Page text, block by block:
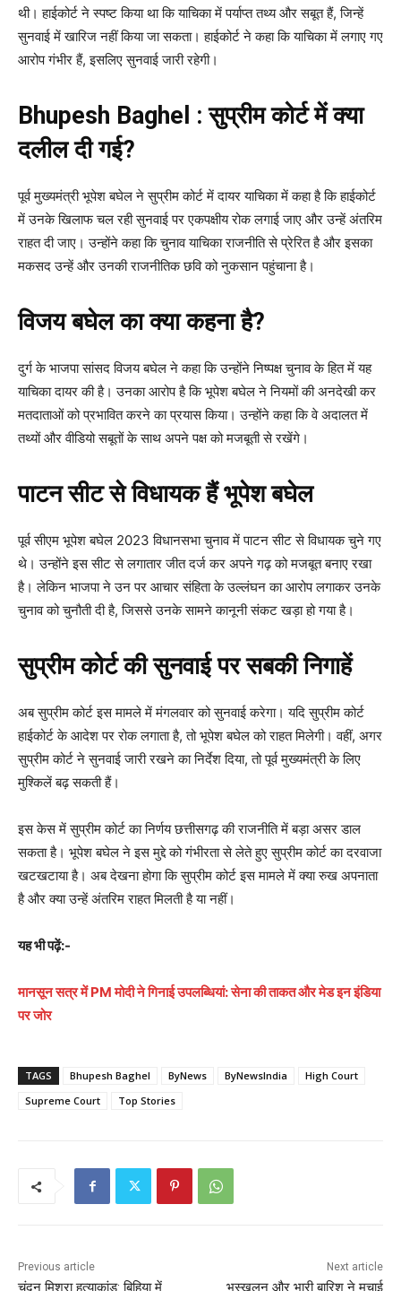
थी। हाईकोर्ट ने स्पष्ट किया था कि याचिका में पर्याप्त तथ्य और सबूत हैं, जिन्हें
सुनवाई में खारिज नहीं किया जा सकता। हाईकोर्ट ने कहा कि याचिका में लगाए गए
आरोप गंभीर हैं, इसलिए सुनवाई जारी रहेगी।
Bhupesh Baghel : सुप्रीम कोर्ट में क्या
दलील दी गई?
पूर्व मुख्यमंत्री भूपेश बघेल ने सुप्रीम कोर्ट में दायर याचिका में कहा है कि हाईकोर्ट
में उनके खिलाफ चल रही सुनवाई पर एकपक्षीय रोक लगाई जाए और उन्हें अंतरिम
राहत दी जाए। उन्होंने कहा कि चुनाव याचिका राजनीति से प्रेरित है और इसका
मकसद उन्हें और उनकी राजनीतिक छवि को नुकसान पहुंचाना है।
विजय बघेल का क्या कहना है?
दुर्ग के भाजपा सांसद विजय बघेल ने कहा कि उन्होंने निष्पक्ष चुनाव के हित में यह
याचिका दायर की है। उनका आरोप है कि भूपेश बघेल ने नियमों की अनदेखी कर
मतदाताओं को प्रभावित करने का प्रयास किया। उन्होंने कहा कि वे अदालत में
तथ्यों और वीडियो सबूतों के साथ अपने पक्ष को मजबूती से रखेंगे।
पाटन सीट से विधायक हैं भूपेश बघेल
पूर्व सीएम भूपेश बघेल 2023 विधानसभा चुनाव में पाटन सीट से विधायक चुने गए
थे। उन्होंने इस सीट से लगातार जीत दर्ज कर अपने गढ़ को मजबूत बनाए रखा
है। लेकिन भाजपा ने उन पर आचार संहिता के उल्लंघन का आरोप लगाकर उनके
चुनाव को चुनौती दी है, जिससे उनके सामने कानूनी संकट खड़ा हो गया है।
सुप्रीम कोर्ट की सुनवाई पर सबकी निगाहें
अब सुप्रीम कोर्ट इस मामले में मंगलवार को सुनवाई करेगा। यदि सुप्रीम कोर्ट
हाईकोर्ट के आदेश पर रोक लगाता है, तो भूपेश बघेल को राहत मिलेगी। वहीं, अगर
सुप्रीम कोर्ट ने सुनवाई जारी रखने का निर्देश दिया, तो पूर्व मुख्यमंत्री के लिए
मुश्किलें बढ़ सकती हैं।
इस केस में सुप्रीम कोर्ट का निर्णय छत्तीसगढ़ की राजनीति में बड़ा असर डाल
सकता है। भूपेश बघेल ने इस मुद्दे को गंभीरता से लेते हुए सुप्रीम कोर्ट का दरवाजा
खटखटाया है। अब देखना होगा कि सुप्रीम कोर्ट इस मामले में क्या रुख अपनाता
है और क्या उन्हें अंतरिम राहत मिलती है या नहीं।
यह भी पढ़ें:-
मानसून सत्र में PM मोदी ने गिनाई उपलब्धियां: सेना की ताकत और मेड इन इंडिया
पर जोर
TAGS Bhupesh Baghel ByNews ByNewsIndia
High Court
Supreme Court
Top Stories
Previous article
चंदन मिश्रा हत्याकांड: बिहिया में
Next article
भूस्खलन और भारी बारिश ने मचाई